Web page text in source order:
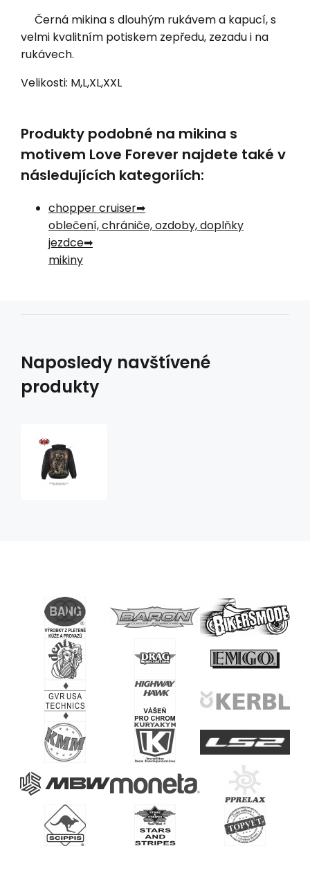
Černá mikina s dlouhým rukávem a kapucí, s
velmi kvalitním potiskem zepředu, zezadu i na
rukávech.
Velikosti: M,L,XL,XXL
Produkty podobné na mikina s
motivem Love Forever najdete také v
následujících kategoriích:
chopper cruiser
oblečení, chrániče, ozdoby, doplňky
jezdce
mikiny
Naposledy navštívené
produkty